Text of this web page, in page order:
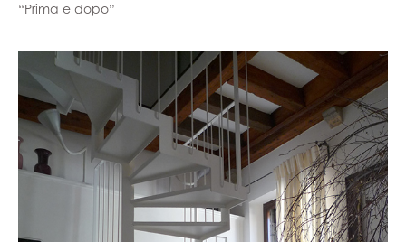
“Prima e dopo”​​​​​​​